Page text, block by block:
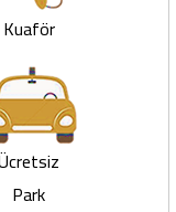
Kuaför
Park